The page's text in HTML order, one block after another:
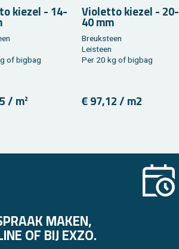
kie­zel - 14-
of big­bag
/ m²
Vi­o­let­to kie­zel - 20-
40 mm
Breuk­steen
Lei­steen
Per 20 kg of big­bag
€ 97,12 / m2
MAKEN,
OF BIJ EXZO.